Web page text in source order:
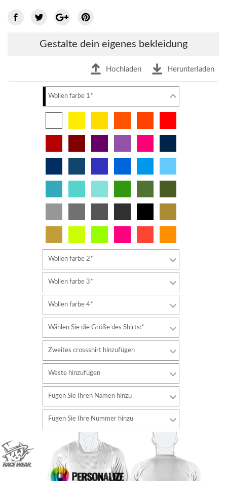
Gestalte dein eigenes bekleidung
Hochladen Herunterladen
Wollen farbe 1*
Wollen farbe 2*
Wollen farbe 3*
Wollen farbe 4*
Wählen Sie die Größe des Shirts:*
Zweites crossshirt hinzufügen
Weste hinzufügen
Fügen Sie Ihren Namen hinzu
Fügen Sie Ihre Nummer hinzu
Schriftart
Schriftfarbe